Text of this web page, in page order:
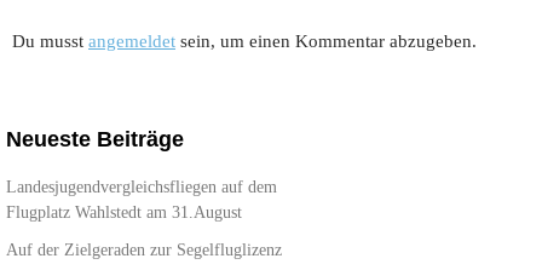
Du musst angemeldet sein, um einen Kommentar abzugeben.
Neueste Beiträge
Landesjugendvergleichsfliegen auf dem
Flugplatz Wahlstedt am 31.August
Auf der Zielgeraden zur Segelfluglizenz